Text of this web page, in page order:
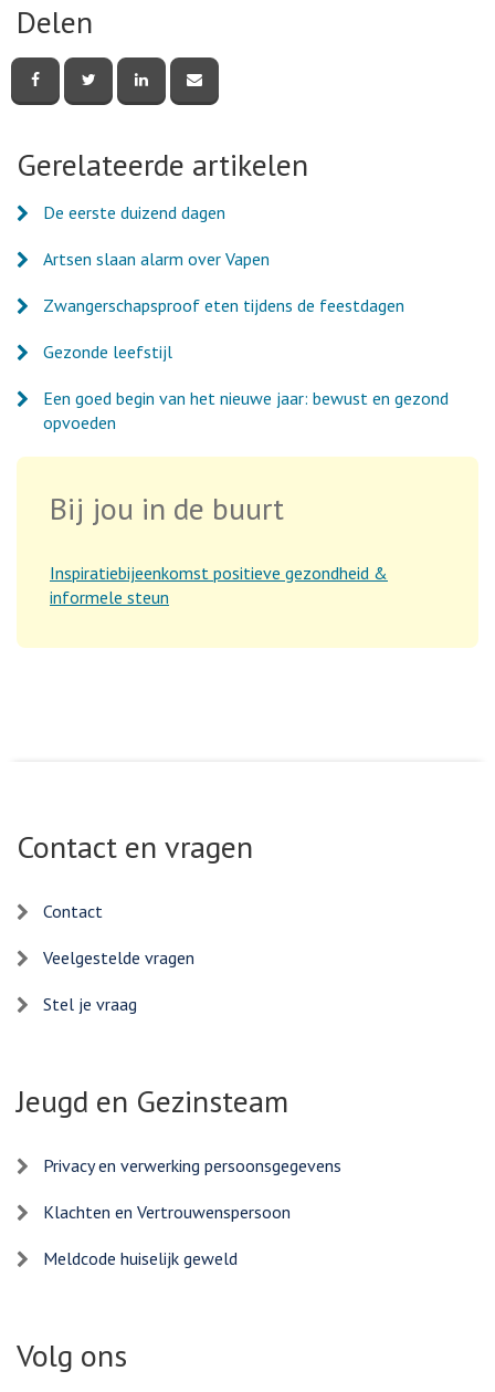
Delen
deze
pagina
deze
pagina
deze
pagina
deze
pagina
mail
Gerelateerde artikelen
De eerste duizend dagen
Artsen slaan alarm over Vapen
Zwangerschapsproof eten tijdens de feestdagen
Gezonde leefstijl
Een goed begin van het nieuwe jaar: bewust en gezond
opvoeden
Bij jou in de buurt
Inspiratiebijeenkomst positieve gezondheid &
informele steun
Contact en vragen
Contact
Veelgestelde vragen
Stel je vraag
Jeugd en Gezinsteam
Privacy en verwerking persoonsgegevens
Klachten en Vertrouwenspersoon
Meldcode huiselijk geweld
Volg ons